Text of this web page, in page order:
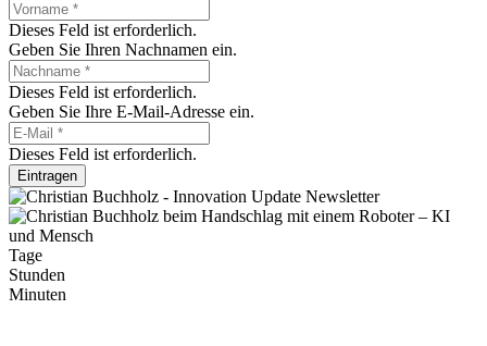
Dieses Feld ist erforderlich.
Geben Sie Ihren Nachnamen ein.
Dieses Feld ist erforderlich.
Geben Sie Ihre E-Mail-Adresse ein.
Dieses Feld ist erforderlich.
Eintragen
Tage
Stunden
Minuten